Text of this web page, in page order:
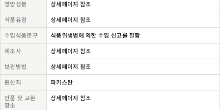
영양성분 상세페이지 참조
식품유형 상세페이지 참조
수입식품문구 식품위생법에 의한 수입 신고를 필함
제조사 상세페이지 참조
보관방법 상세페이지 참조
원산지 파키스탄
반품 및 교환
장소
상세페이지 참조